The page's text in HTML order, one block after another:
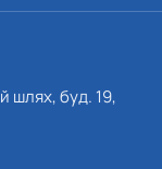
шлях, буд. 19,